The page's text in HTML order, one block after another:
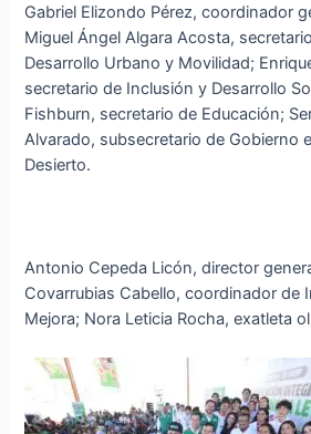
Gabriel Elizondo Pérez, coordinador
Miguel Ángel Algara Acosta,
Desarrollo Urbano y Movilidad;
secretario de Inclusión y Desarrollo
Fishburn, secretario de Educación;
Alvarado, subsecretario de Gobierno
Desierto.
Antonio Cepeda Licón, director
Covarrubias Cabello, coordinador de
Mejora; Nora Leticia Rocha, exatleta